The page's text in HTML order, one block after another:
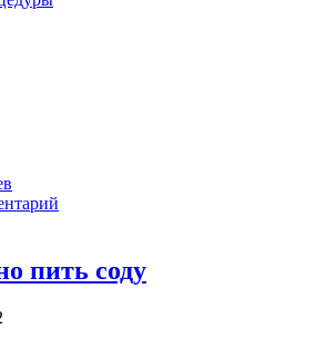
пить соду